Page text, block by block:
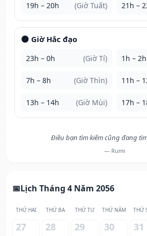
19h – 20h (Giờ Tuất) 21h –
🌑 Giờ Hắc đạo
23h – 0h (Giờ Tí) 1h – 2h
7h – 8h (Giờ Thìn) 11h –
13h – 14h (Giờ Mùi) 17h –
Điều bạn tìm kiếm cũng đang
— Rumi
Lịch Tháng 4 Năm 2056
THỨ HAI THỨ BA THỨ TƯ THỨ NĂM THỨ
27 28 29 30 31